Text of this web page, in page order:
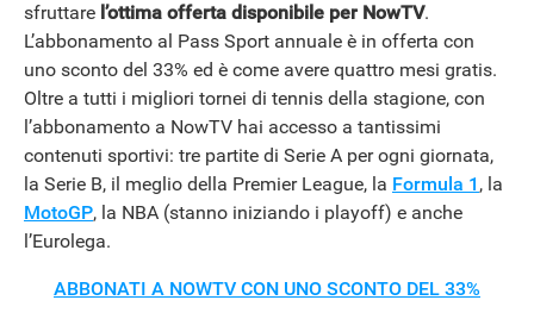
sfruttare l’ottima offerta disponibile per NowTV.
L’abbonamento al Pass Sport annuale è in offerta con
uno sconto del 33% ed è come avere quattro mesi gratis.
Oltre a tutti i migliori tornei di tennis della stagione, con
l’abbonamento a NowTV hai accesso a tantissimi
contenuti sportivi: tre partite di Serie A per ogni giornata,
la Serie B, il meglio della Premier League, la Formula 1 , la
MotoGP, la NBA (stanno iniziando i playoff) e anche
l’Eurolega.
ABBONATI A NOWTV CON UNO SCONTO DEL 33%